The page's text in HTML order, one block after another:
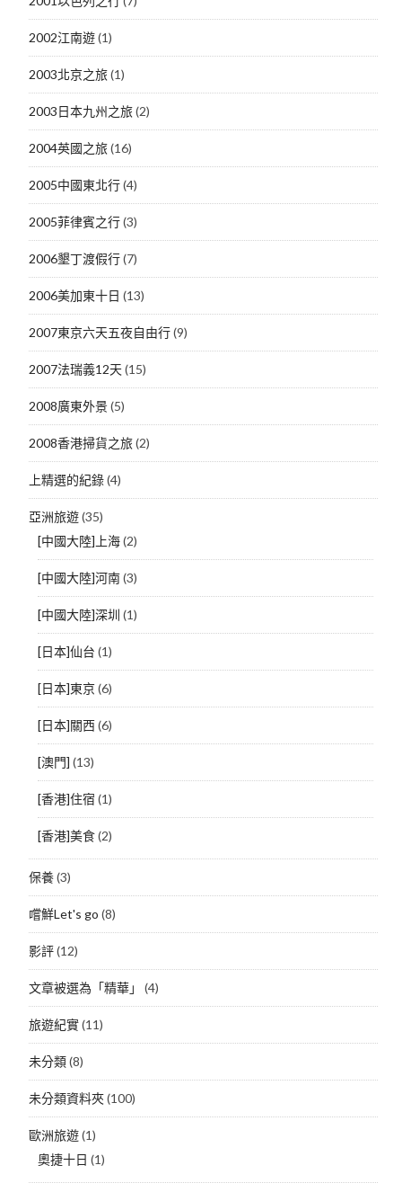
2002江南遊(1)
2003北京之旅(1)
2003日本九州之旅(2)
2004英國之旅(16)
2005中國東北行(4)
2005菲律賓之行(3)
2006墾丁渡假行(7)
2006美加東十日 (13)
2007東京六天五夜自由行(9)
2007法瑞義12天(15)
2008廣東外景(5)
2008香港掃貨之旅(2)
上精選的紀錄(4)
亞洲旅遊(35)
[中國大陸]上海(2)
[中國大陸]河南(3)
[中國大陸]深圳 (1)
[日本]仙台 (1)
[日本]東京(6)
[日本]關西(6)
[澳門] (13)
[香港]住宿 (1)
[香港]美食(2)
保養(3)
嚐鮮Let's go (8)
影評(12)
文章被選為「精華」 (4)
旅遊紀實(11)
未分類(8)
未分類資料夾(100)
歐洲旅遊(1)
奧捷十日 (1)